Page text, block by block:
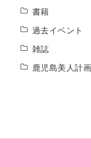
書籍
過去イベント
雑誌
鹿児島美人計